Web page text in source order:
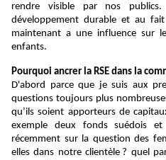
rendre visible par nos
développement durable et au
maintenant a une influence sur
enfants.
Pourquoi ancrer la RSE dans la
D'abord parce que je suis aux
questions toujours plus
qu’ils soient apporteurs de
exemple deux fonds suédois
récemment sur la question des
elles dans notre clientèle ? quel